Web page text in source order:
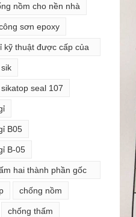
nồm cho nền nhà
sơn epoxy
kỹ thuật được cấp của
seal 107
B05
B-05
hai thành phần gốc
chống nồm
chống thấm